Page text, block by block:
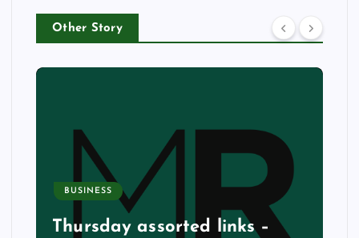
Other Story
BUSINESS
Thursday assorted links –